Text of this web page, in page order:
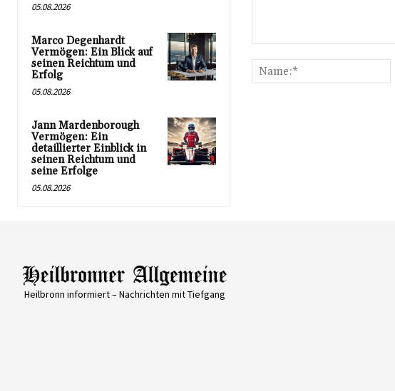
05.08.2026
Marco Degenhardt
Vermögen: Ein Blick auf
seinen Reichtum und
Erfolg
05.08.2026
Jann Mardenborough
Vermögen: Ein
detaillierter Einblick in
seinen Reichtum und
seine Erfolge
05.08.2026
Heilbronn informiert – Nachrichten mit Tiefgang